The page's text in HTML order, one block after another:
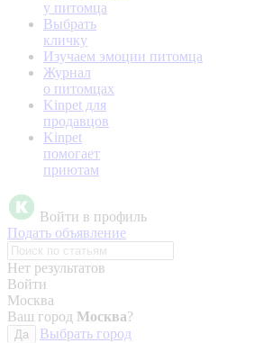
у питомца
Выбрать
кличку
Изучаем эмоции питомца
Журнал
о питомцах
Kinpet для
продавцов
Kinpet
помогает
приютам
Войти в профиль
Подать объявление
Нет результатов
Войти
Москва
Ваш город Москва?
Да
Выбрать город